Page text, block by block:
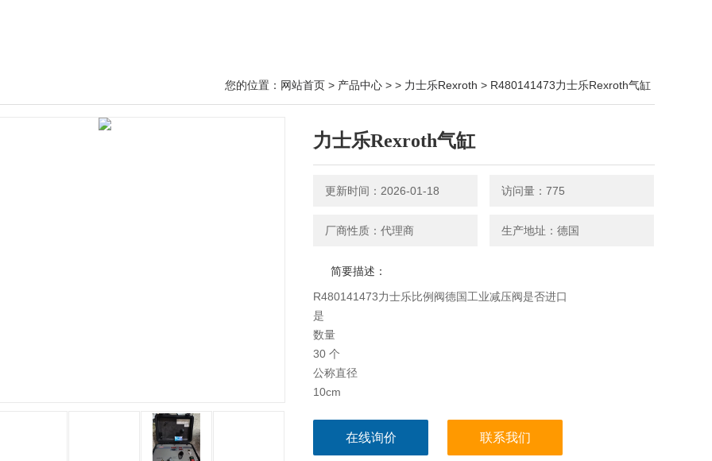
您的位置： 网站首页 > 产品中心 > > 力士乐Rexroth > R480141473力士乐Rexroth气缸
力士乐Rexroth气缸
更新时间：2026-01-18 访问量：775
厂商性质：代理商 生产地址：德国
简要描述：
R480141473力士乐比例阀德国工业减压阀是否进口
是
数量
30 个
公称直径
10cm
在线询价 联系我们